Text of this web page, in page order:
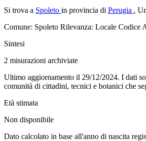
Si trova a Spoleto in provincia di Perugia ,
Comune: Spoleto Rilevanza: Locale Codice
Sintesi
2 misurazioni archiviate
Ultimo aggiornamento il 29/12/2024. I dati
comunità di cittadini, tecnici e botanici che
Età stimata
Non disponibile
Dato calcolato in base all'anno di nascita